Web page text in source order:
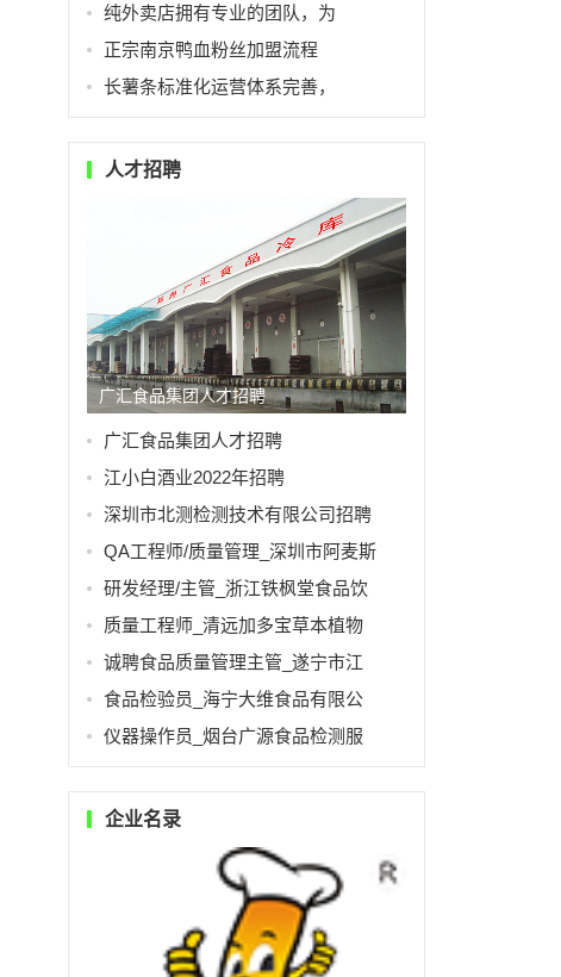
纯外卖店拥有专业的团队，为
正宗南京鸭血粉丝加盟流程
长薯条标准化运营体系完善，
人才招聘
广汇食品集团人才招聘
广汇食品集团人才招聘
江小白酒业2022年招聘
深圳市北测检测技术有限公司招聘
QA工程师/质量管理_深圳市阿麦斯
研发经理/主管_浙江铁枫堂食品饮
质量工程师_清远加多宝草本植物
诚聘食品质量管理主管_遂宁市江
食品检验员_海宁大维食品有限公
仪器操作员_烟台广源食品检测服
企业名录